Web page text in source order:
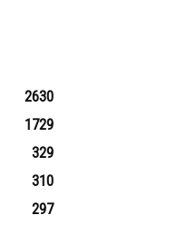
2630
1729
329
310
297